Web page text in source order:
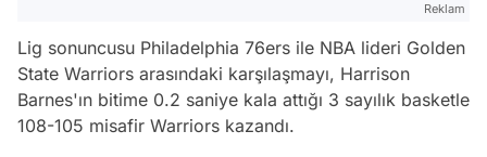
Reklam
Lig sonuncusu Philadelphia 76ers ile NBA lideri Golden
State Warriors arasındaki karşılaşmayı, Harrison
Barnes'ın bitime 0.2 saniye kala attığı 3 sayılık basketle
108-105 misafir Warriors kazandı.